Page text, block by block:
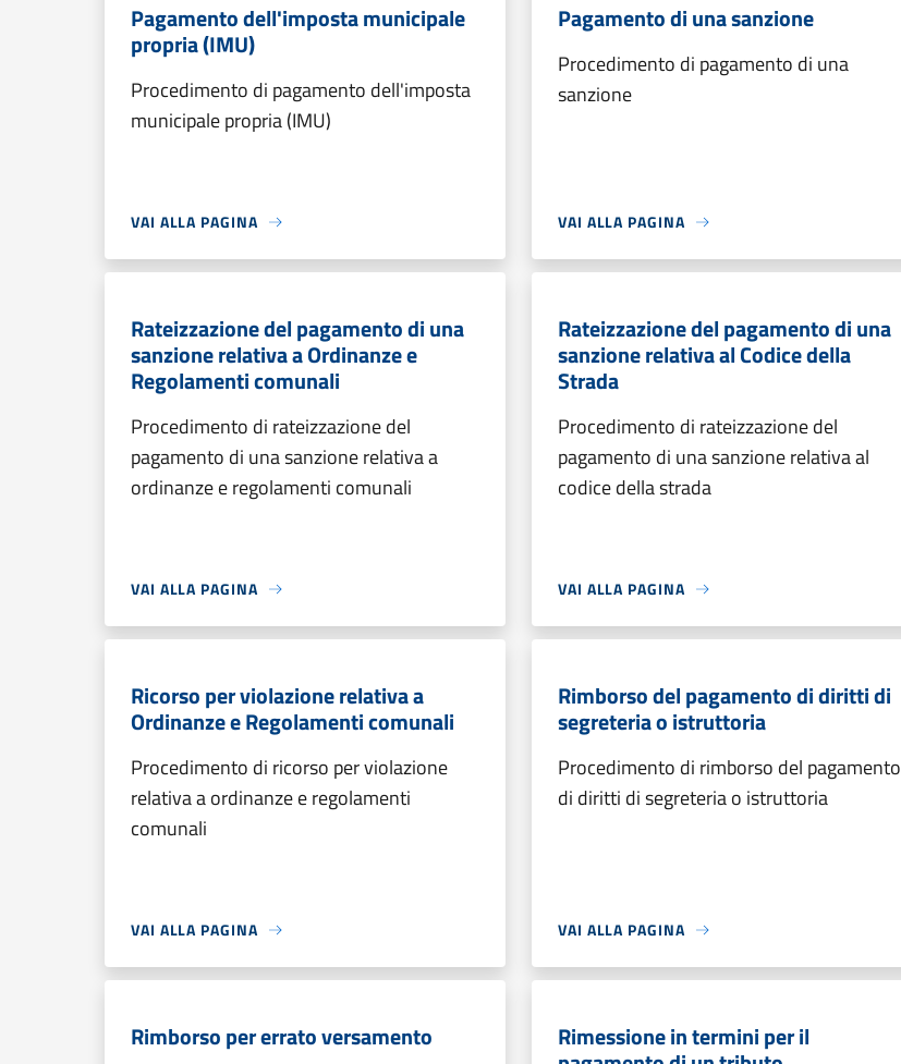
Pagamento dell'imposta municipale
propria (IMU)
Procedimento di pagamento dell'imposta
municipale propria (IMU)
VAI ALLA PAGINA
Pagamento di una sanzione
Procedimento di pagamento di una
sanzione
VAI ALLA PAGINA
Rateizzazione del pagamento di una
sanzione relativa a Ordinanze e
Regolamenti comunali
Procedimento di rateizzazione del
pagamento di una sanzione relativa a
ordinanze e regolamenti comunali
VAI ALLA PAGINA
Rateizzazione del pagamento di una
sanzione relativa al Codice della
Strada
Procedimento di rateizzazione del
pagamento di una sanzione relativa al
codice della strada
VAI ALLA PAGINA
Ricorso per violazione relativa a
Ordinanze e Regolamenti comunali
Procedimento di ricorso per violazione
relativa a ordinanze e regolamenti
comunali
VAI ALLA PAGINA
Rimborso del pagamento di diritti di
segreteria o istruttoria
Procedimento di rimborso del pagamento
di diritti di segreteria o istruttoria
VAI ALLA PAGINA
Rimborso per errato versamento Rimessione in termini per il